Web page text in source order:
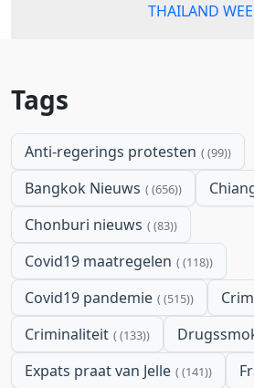
THAILAND
Tags
Anti-regerings protesten (99)
Bangkok Nieuws (656)
Chonburi nieuws (83)
Covid19 maatregelen (118)
Covid19 pandemie (515)
Criminaliteit (133)
Expats praat van Jelle (141)